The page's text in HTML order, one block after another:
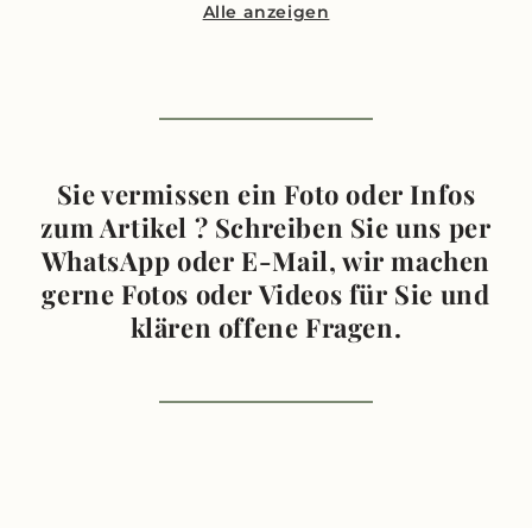
Alle anzeigen
Sie vermissen ein Foto oder Infos
zum Artikel ? Schreiben Sie uns per
WhatsApp oder E-Mail, wir machen
gerne Fotos oder Videos für Sie und
klären offene Fragen.